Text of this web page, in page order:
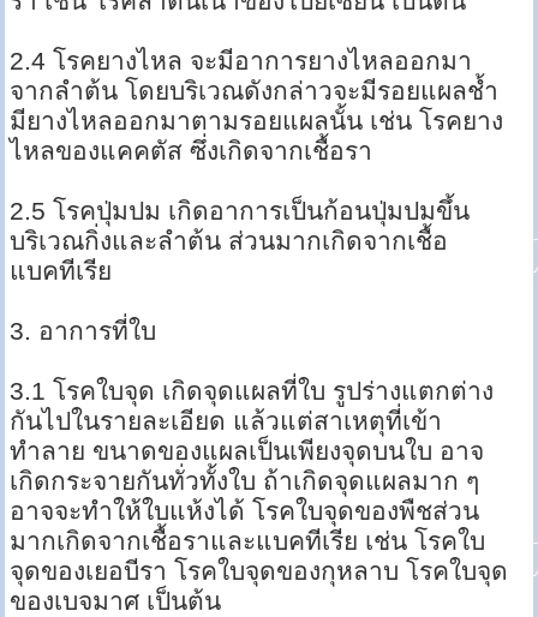
2.4 โรคยางไหล จะมีอาการยางไหลออกมา
จากลำต้น โดยบริเวณดังกล่าวจะมีรอยแผลช้ำ
มียางไหลออกมาตามรอยแผลนั้น เช่น โรคยาง
ไหลของแคคตัส ซึ่งเกิดจากเชื้อรา
2.5 โรคปุ่มปม เกิดอาการเป็นก้อนปุ่มปมขึ้น
บริเวณกิ่งและลำต้น ส่วนมากเกิดจากเชื้อ
แบคทีเรีย
3. อาการที่ใบ
3.1 โรคใบจุด เกิดจุดแผลที่ใบ รูปร่างแตกต่าง
กันไปในรายละเอียด แล้วแต่สาเหตุที่เข้า
ทำลาย ขนาดของแผลเป็นเพียงจุดบนใบ อาจ
เกิดกระจายกันทั่วทั้งใบ ถ้าเกิดจุดแผลมาก ๆ
อาจจะทำให้ใบแห้งได้ โรคใบจุดของพืชส่วน
มากเกิดจากเชื้อราและแบคทีเรีย เช่น โรคใบ
จุดของเยอบีรา โรคใบจุดของกุหลาบ โรคใบจุด
ของเบจมาศ เป็นต้น